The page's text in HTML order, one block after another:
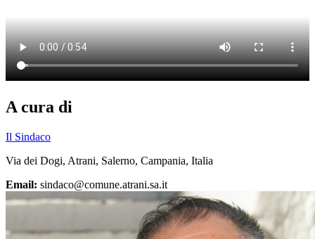
A cura di
Il Sindaco
Via dei Dogi, Atrani, Salerno, Campania, Italia
Email: sindaco@comune.atrani.sa.it